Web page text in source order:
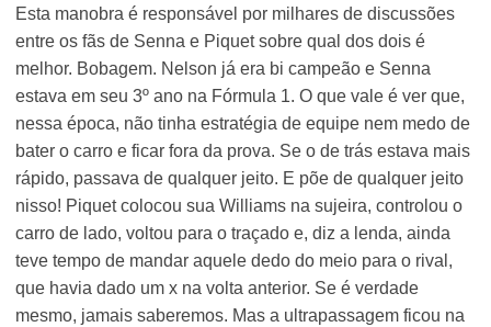
Esta manobra é responsável por milhares de discussões
entre os fãs de Senna e Piquet sobre qual dos dois é
melhor. Bobagem. Nelson já era bi campeão e Senna
estava em seu 3º ano na Fórmula 1. O que vale é ver que,
nessa época, não tinha estratégia de equipe nem medo de
bater o carro e ficar fora da prova. Se o de trás estava mais
rápido, passava de qualquer jeito. E põe de qualquer jeito
nisso! Piquet colocou sua Williams na sujeira, controlou o
carro de lado, voltou para o traçado e, diz a lenda, ainda
teve tempo de mandar aquele dedo do meio para o rival,
que havia dado um x na volta anterior. Se é verdade
mesmo, jamais saberemos. Mas a ultrapassagem ficou na